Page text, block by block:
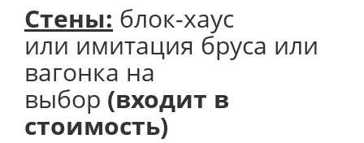
Стены: блок-хаус
или имитация бруса или
вагонка на
выбор (входит в
стоимость)